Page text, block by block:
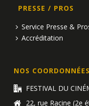
PRESSE / PROS
Service Presse &
Accréditation
NOS COORDONNÉES
FESTIVAL DU
22, rue Racine (2e